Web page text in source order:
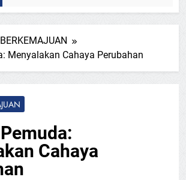
Menyalakan Cahaya Perubahan
Cahaya